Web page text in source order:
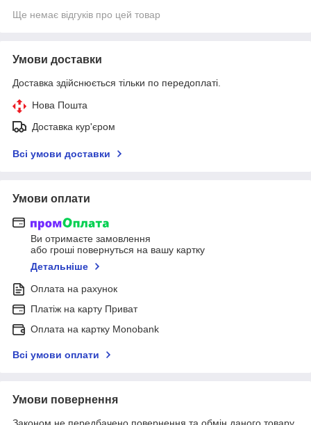
Ще немає відгуків про цей товар
Умови доставки
Доставка здійснюється тільки по передоплаті.
Нова Пошта
Доставка кур'єром
Всі умови доставки
Умови оплати
Ви отримаєте замовлення
або гроші повернуться на вашу картку
Детальніше
Оплата на рахунок
Платіж на карту Приват
Оплата на картку Monobank
Всі умови оплати
Умови повернення